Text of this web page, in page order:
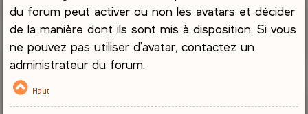
du forum peut activer ou non les avatars et décider
de la manière dont ils sont mis à disposition. Si vous
ne pouvez pas utiliser d’avatar, contactez un
administrateur du forum.
Haut